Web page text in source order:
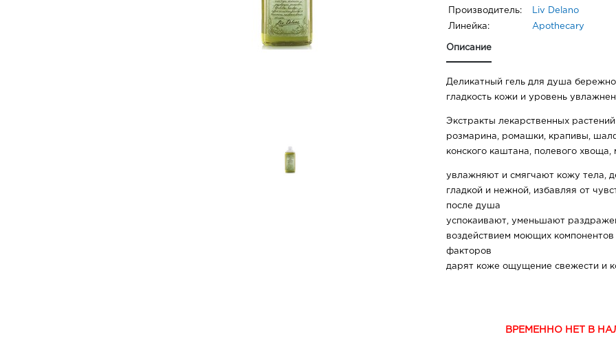
Производитель: Liv Delano
Линейка: Apothecary
Описание
Деликатный гель для душа
гладкость кожи и уровень
Экстракты лекарственных
розмарина, ромашки, крапивы,
конского каштана, полевого хвоща,
увлажняют и смягчают кожу тела,
гладкой и нежной, избавляя от
после душа
успокаивают, уменьшают
воздействием моющих
факторов
дарят коже ощущение свежести и
ВРЕМЕННО НЕТ В